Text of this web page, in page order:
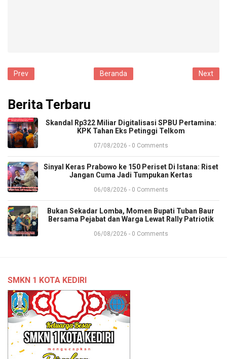
Prev Next
Beranda
Berita Terbaru
​Skandal Rp322 Miliar Digitalisasi SPBU Pertamina:
KPK Tahan Eks Petinggi Telkom
07/08/2026 - 0 Comments
Sinyal Keras Prabowo ke 150 Periset Di Istana: Riset
Jangan Cuma Jadi Tumpukan Kertas
06/08/2026 - 0 Comments
Bukan Sekadar Lomba, Momen Bupati Tuban Baur
Bersama Pejabat dan Warga Lewat Rally Patriotik
06/08/2026 - 0 Comments
SMKN 1 KOTA KEDIRI